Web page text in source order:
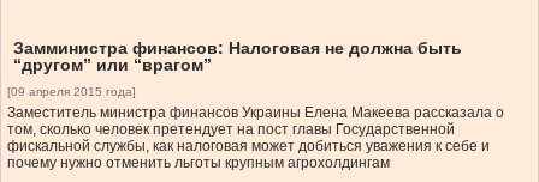
Замминистра финансов: Налоговая не должна быть
“другом” или “врагом”
[09 апреля 2015 года]
Заместитель министра финансов Украины Елена Макеева рассказала о
том, сколько человек претендует на пост главы Государственной
фискальной службы, как налоговая может добиться уважения к себе и
почему нужно отменить льготы крупным агрохолдингам